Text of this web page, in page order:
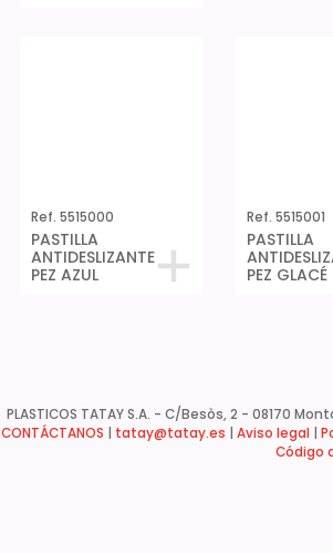
Ref. 5515000
PASTILLA
ANTIDESLIZANTE
PEZ AZUL
Ref. 5515001
PASTILLA
PEZ GLACÉ
PLASTICOS TATAY S.A. - C/Besòs, 2 - 08170
CONTÁCTANOS tatay@tatay.es Aviso legal
Código